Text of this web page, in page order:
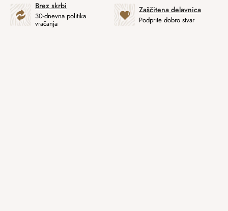
Brez skrbi
30-dnevna politika
vračanja
Zaščitena delavnica
Podprite dobro stvar